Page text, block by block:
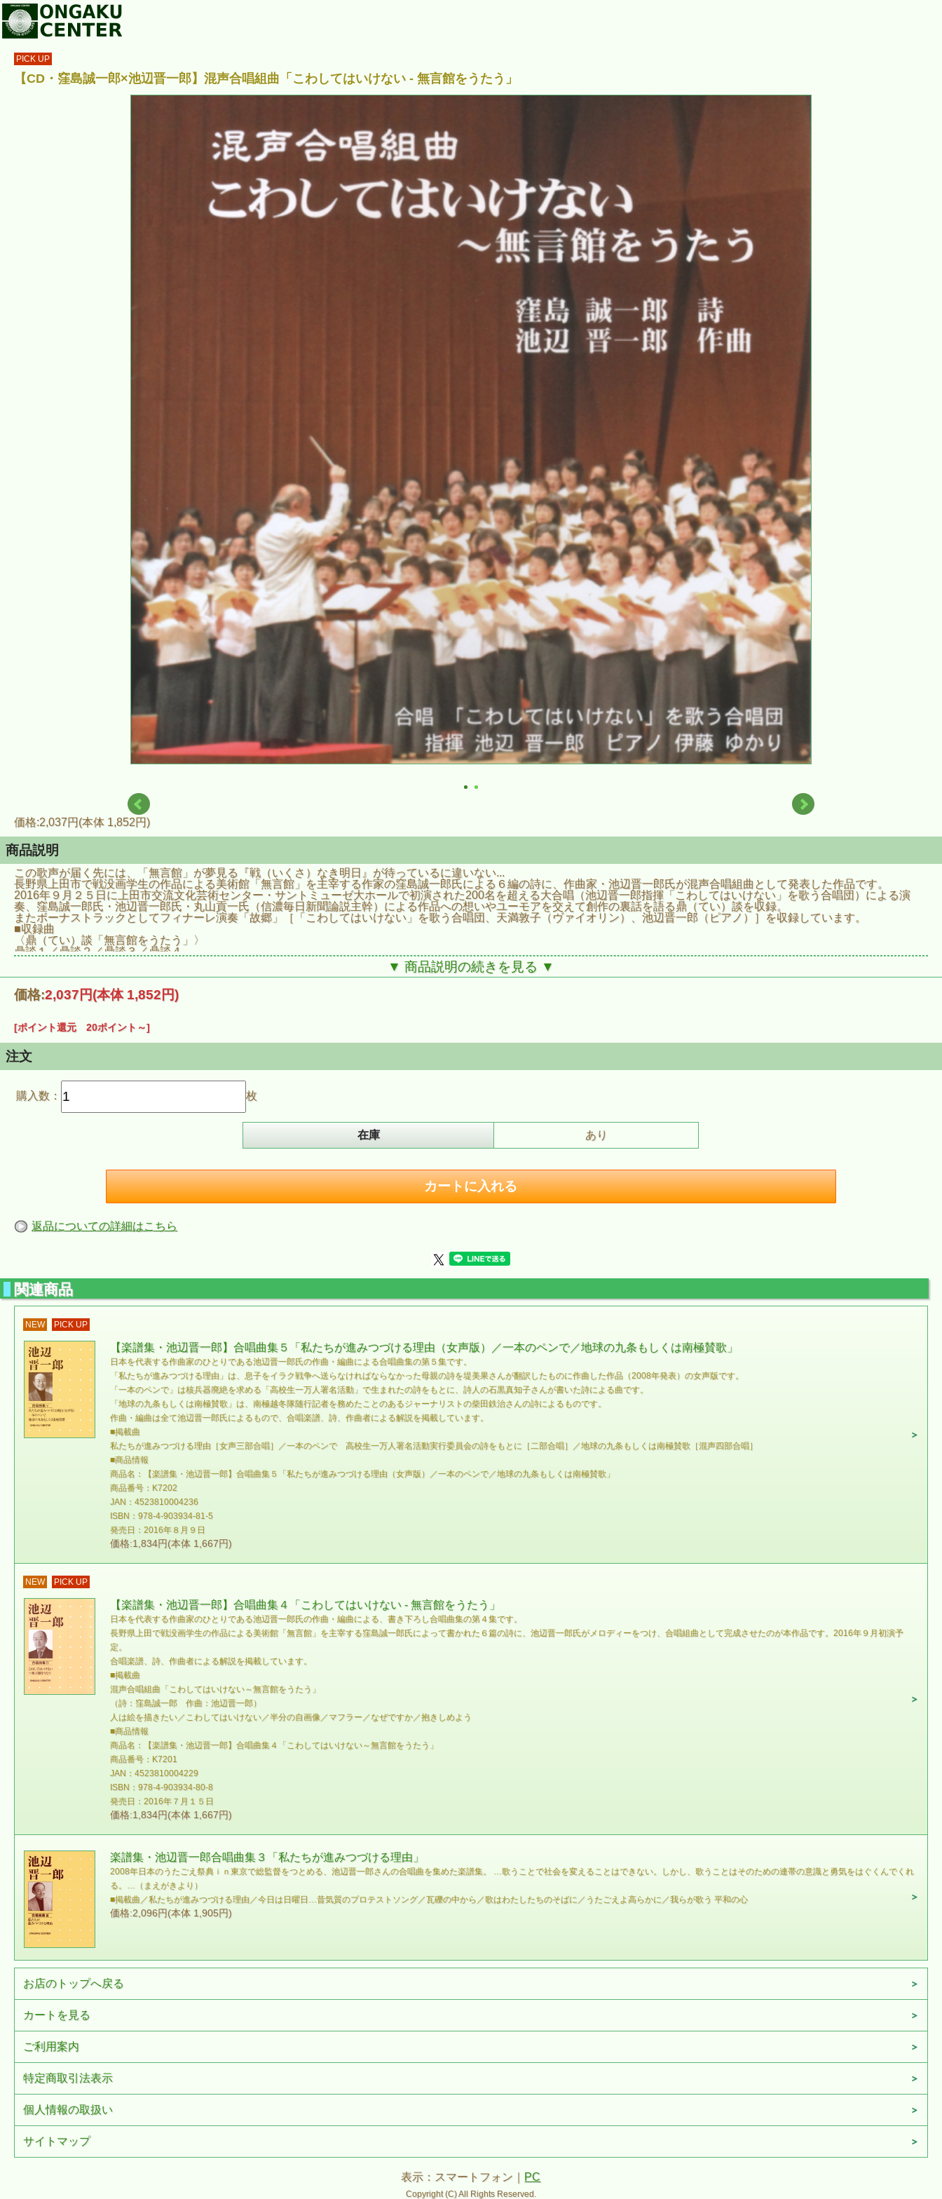
PICK UP
【CD・窪島誠一郎×池辺晋一郎】混声合唱組曲「こわしてはいけない - 無言館をうたう」
価格:2,037円(本体 1,852円)
商品説明
この歌声が届く先には、「無言館」が夢見る『戦（いくさ）なき明日』が待っているに違いない...
長野県上田市で戦没画学生の作品による美術館「無言館」を主宰する作家の窪島誠一郎氏による６編の詩に、作曲家・池辺晋一郎氏が混声合唱組曲として発表した作品です。
2016年９月２５日に上田市交流文化芸術センター・サントミューゼ大ホールで初演された200名を超える大合唱（池辺晋一郎指揮「こわしてはいけない」を歌う合唱団）による演
奏、窪島誠一郎氏・池辺晋一郎氏・丸山貢一氏（信濃毎日新聞論説主幹）による作品への想いやユーモアを交えて創作の裏話を語る鼎（てい）談を収録。
またボーナストラックとしてフィナーレ演奏「故郷」［「こわしてはいけない」を歌う合唱団、天満敦子（ヴァイオリン）、池辺晋一郎（ピアノ）］を収録しています。
■収録曲
〈鼎（てい）談「無言館をうたう」〉
鼎談１／鼎談２／鼎談３／鼎談４
人は絵を描きたい／こわしてはいけない／半分の自画像／マフラー／なぜですか／抱きしめよう
〈ボーナストラック・フィナーレ演奏〉
故郷
商品番号：CCD928
発売予定日：2016年１１月１１日
▼ 商品説明の続きを見る ▼
価格:2,037円(本体 1,852円)
[ポイント還元 20ポイント～]
注文
購入数： 枚
在庫 あり
返品についての詳細はこちら
関連商品
NEW PICK UP
【楽譜集・池辺晋一郎】合唱曲集５「私たちが進みつづける理由（女声版）／一本のペンで／地球の九条もしくは南極賛歌」
日本を代表する作曲家のひとりである池辺晋一郎氏の作曲・編曲による合唱曲集の第５集です。
「私たちが進みつづける理由」は、息子をイラク戦争へ送らなければならなかった母親の詩を堤美果さんが翻訳したものに作曲した作品（2008年発表）の女声版です。
「一本のペンで」は核兵器廃絶を求める「高校生一万人署名活動」で生まれたの詩をもとに、詩人の石黒真知子さんが書いた詩による曲です。
「地球の九条もしくは南極賛歌」は、南極越冬隊随行記者を務めたことのあるジャーナリストの柴田鉄治さんの詩によるものです。
作曲・編曲は全て池辺晋一郎氏によるもので、合唱楽譜、詩、作曲者による解説を掲載しています。
■掲載曲
私たちが進みつづける理由［女声三部合唱］／一本のペンで 高校生一万人署名活動実行委員会の詩をもとに［二部合唱］／地球の九条もしくは南極賛歌［混声四部合唱］
■商品情報
商品名：【楽譜集・池辺晋一郎】合唱曲集５「私たちが進みつづける理由（女声版）／一本のペンで／地球の九条もしくは南極賛歌」
商品番号：K7202
JAN：4523810004236
ISBN：978-4-903934-81-5
発売日：2016年８月９日
価格:1,834円(本体 1,667円)
NEW PICK UP
【楽譜集・池辺晋一郎】合唱曲集４「こわしてはいけない - 無言館をうたう」
日本を代表する作曲家のひとりである池辺晋一郎氏の作曲・編曲による、書き下ろし合唱曲集の第４集です。
長野県上田で戦没画学生の作品による美術館「無言館」を主宰する窪島誠一郎氏によって書かれた６篇の詩に、池辺晋一郎氏がメロディーをつけ、合唱組曲として完成させたのが本作品です。2016年９月初演予
定。
合唱楽譜、詩、作曲者による解説を掲載しています。
■掲載曲
混声合唱組曲「こわしてはいけない～無言館をうたう」
（詩：窪島誠一郎 作曲：池辺晋一郎）
人は絵を描きたい／こわしてはいけない／半分の自画像／マフラー／なぜですか／抱きしめよう
■商品情報
商品名：【楽譜集・池辺晋一郎】合唱曲集４「こわしてはいけない～無言館をうたう」
商品番号：K7201
JAN：4523810004229
ISBN：978-4-903934-80-8
発売日：2016年７月１５日
価格:1,834円(本体 1,667円)
楽譜集・池辺晋一郎合唱曲集３「私たちが進みつづける理由」
2008年日本のうたごえ祭典ｉｎ東京で総監督をつとめる、池辺晋一郎さんの合唱曲を集めた楽譜集。 …歌うことで社会を変えることはできない。しかし、歌うことはそのための連帯の意識と勇気をはぐくんでくれ
る。…（まえがきより）
■掲載曲／私たちが進みつづける理由／今日は日曜日…昔気質のプロテストソング／瓦礫の中から／歌はわたしたちのそばに／うたごえよ高らかに／我らが歌う 平和の心
価格:2,096円(本体 1,905円)
お店のトップへ戻る
カートを見る
ご利用案内
特定商取引法表示
個人情報の取扱い
サイトマップ
表示：スマートフォン｜ PC
Copyright (C) All Rights Reserved.